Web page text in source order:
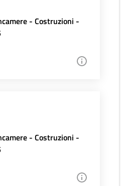
- Costruzioni -
- Costruzioni -